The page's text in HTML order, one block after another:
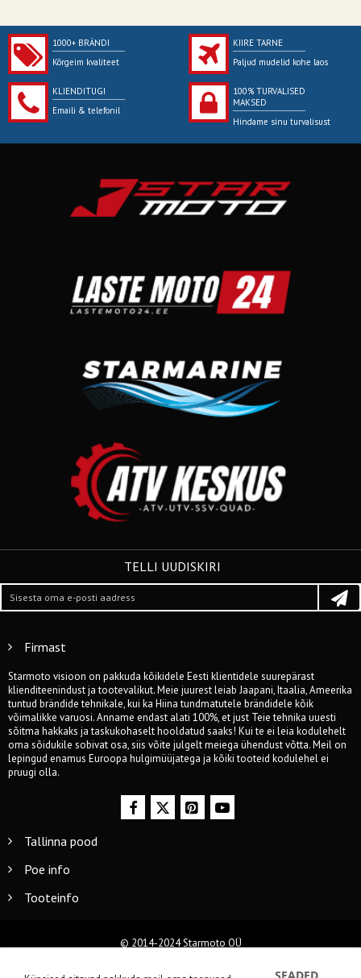
1000+ BRÄNDI
Kõrgeim kvaliteet
KIIRE TARNE
Paljud mudelid kohe laos
KLIENDITUGI
Emaili & telefonil
100% TURVALISED
MAKSED
Hindame sinu turvalisust
TELLI UUDISKIRI
Firmast
Starmoto visioon on pakkuda kõikidele Eesti klientidele suurepärast
klienditeenindust ja tootevalikut. Meie juurest leiab Jaapani, Itaalia, Ameerika
tuntud brändide tehnikale, kui ka Hiina tundmatutele brändidele kõik
võimalikke varuosi. Anname endast alati 100%, et just Teie tehnika uuesti
sõitma hakkaks ja taskukohaselt hooldatud saaks! Kui te ei leia kodulehelt
oma sõidukile sobivat osa, siis võite julgelt meiega ühendust võtta. Meil on
lepingud enamus Euroopa hulgimüüjatega ja kõiki tooteid kodulehel ei
pruugi olla.
Tallinna pood
Poe info
Tooteinfo
© 2014-2024 Starmoto OÜ